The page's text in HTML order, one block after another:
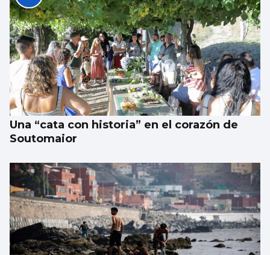
Aprendizaje para observar el ‘fin del
mundo’ sin riesgo
Una “cata con historia” en el corazón de
Soutomaior